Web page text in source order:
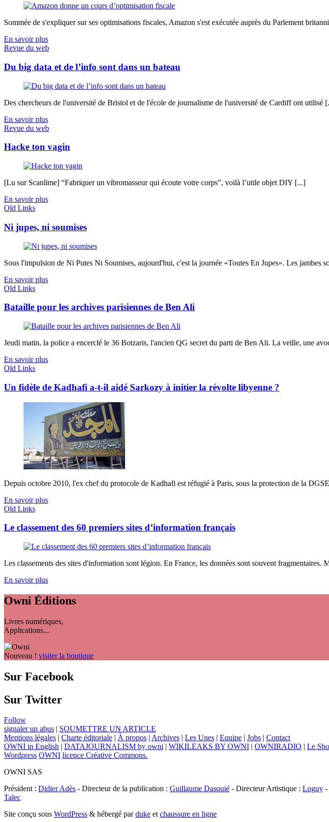
Sommée de s'expliquer sur ses optimisations fiscales, Amazon s'est exécutée auprès du Parlement
En savoir plus
Revue du web
Du big data et de l’info sont dans un bateau
Des chercheurs de l'université de Bristol et de l'école de journalisme de l'université de Cardiff ont utilisé
En savoir plus
Revue du web
Hacke ton vagin
[Lu sur Scanlime] “Fabriquer un vibromasseur qui écoute votre corps”, voilà l’utile objet DIY [...]
En savoir plus
Old Links
Ni jupes, ni soumises
Sous l'impulsion de Ni Putes Ni Soumises, aujourd'hui, c'est la journée «Toutes En Jupes». Les jambes
En savoir plus
Old Links
Bataille pour les archives parisiennes de Ben Ali
Jeudi matin, la police a encerclé le 36 Botzaris, l'ancien QG secret du parti de Ben Ali. La veille, une
En savoir plus
Old Links
Un fidèle de Kadhafi a-t-il aidé Sarkozy à initier la révolte libyenne ?
Depuis octobre 2010, l'ex chef du protocole de Kadhafi est réfugié à Paris, sous la protection de la
En savoir plus
Old Links
Le classement des 60 premiers sites d’information français
Les classements des sites d'information sont légion. En France, les données sont souvent fragmentaires.
En savoir plus
Owni Éditions
Livres numériques,
Applications...
Nouveau ! visiter la boutique
Sur Facebook
Sur Twitter
Follow
signaler un abus
SOUMETTRE UN ARTICLE
Mentions légales
Charte éditoriale À propos Archives Les Unes Equipe Jobs
Contact
OWNI in English
DATAJOURNALISM by owni WIKILEAKS BY OWNI OWNIRADIO
Le
Wordpress OWNI licence Créative Commons.
OWNI SAS
Président : Didier Adès - Directeur de la publication : Guillaume Dasquié - Directeur Artistique : Loguy -
Talec
Site conçu sous WordPress & hébergé parduke etchaussure en ligne